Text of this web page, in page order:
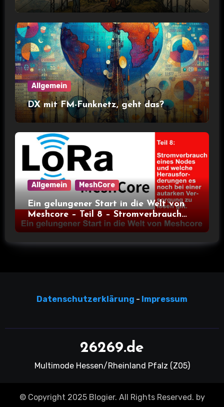
Allgemein
DX mit FM-Funknetz, geht das?
Allgemein MeshCore
Ein gelungener Start in die Welt von
Meshcore – Teil 8 – Stromverbrauch
bei verschiedenen Nodes
Datenschutzerklärung - Impressum
26269.de
Multimode Hessen/Rheinland Pfalz (Z05)
© Copyright 2025 Blogier. All Rights Reserved. by